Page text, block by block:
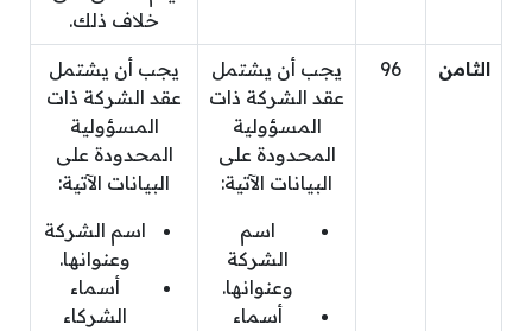
خلاف ذلك.
الثامن 96
يجب أن يشتمل
عقد الشركة ذات
المسؤولية
المحدودة على
البيانات الآتية:
اسم
الشركة
وعنوانها.
أسماء
يجب أن يشتمل
عقد الشركة ذات
المسؤولية
المحدودة على
البيانات الآتية:
اسم الشركة
وعنوانها.
أسماء
الشركاء